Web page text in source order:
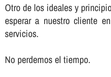
Otro de los ideales y
esperar a nuestro cliente
servicios.
No perdemos el tiempo.